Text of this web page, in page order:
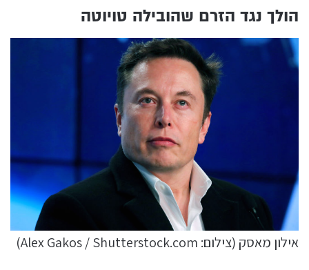
הולך נגד הזרם שהובילה טויוטה
אילון מאסק (צילום: Alex Gakos / Shutterstock.com)